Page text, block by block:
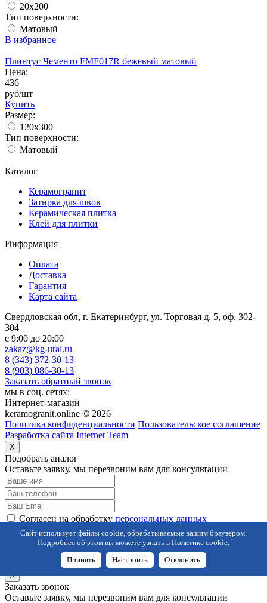
20х200
Тип поверхности:
Матовый
В избранное
Плинтус Чементо FMF017R бежевый матовый
Цена:
436
руб/шт
Купить
Размер:
120x300
Тип поверхности:
Матовый
Каталог
Керамогранит
Затирка для швов
Керамическая плитка
Клей для плитки
Информация
Оплата
Доставка
Гарантия
Карта сайта
Свердловская обл, г. Екатеринбург, ул. Торговая д. 5, оф. 302-
304
c 9:00 до 20:00
zakaz@kg-ural.ru
8 (343) 372-30-13
8 (903) 086-30-13
Заказать обратный звонок
мы в соц. сетях:
Интернет-магазин
keramogranit.online © 2026
Политика конфиденциальности Пользовательское соглашение
Разработка сайта Internet Team
X
Подобрать аналог
Оставьте заявку, мы перезвоним вам для консультации
Согласен на обработку персональных данных
Отправить заявку
Спасибо!
Ваша заявка отправлена,
ожидайте звонка
X
Заказать звонок
Оставьте заявку, мы перезвоним вам для консультации
Сайт использует файлы cookie, обрабатываемые вашим браузером.
Подробнее об этом вы можете узнать в Политике cookie.
Принять Настроить Отклонить